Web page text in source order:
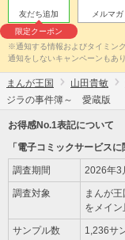
友だち追加
限定クーポン
メルマガ
※通知する情報およびタイミン
通知をしないキャンペーンもあ
まんが王国 山田貴敏
ジラの事件簿～ 愛蔵版
お得感No.1表記について
「電子コミックサービスに
調査期間 2026年3
調査対象
まんが
をメイ
サンプル数 1,236サ